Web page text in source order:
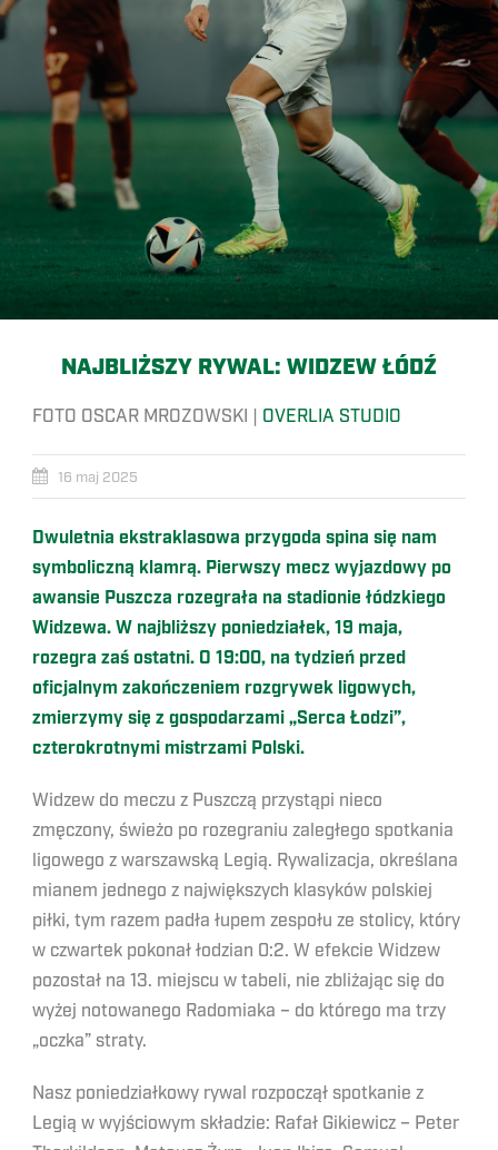
NAJBLIŻSZY RYWAL: WIDZEW ŁÓDŹ
FOTO OSCAR MROZOWSKI | OVERLIA STUDIO
16 maj 2025
Dwuletnia ekstraklasowa przygoda spina się nam
symboliczną klamrą. Pierwszy mecz wyjazdowy po
awansie Puszcza rozegrała na stadionie łódzkiego
Widzewa. W najbliższy poniedziałek, 19 maja,
rozegra zaś ostatni. O 19:00, na tydzień przed
oficjalnym zakończeniem rozgrywek ligowych,
zmierzymy się z gospodarzami „Serca Łodzi”,
czterokrotnymi mistrzami Polski.
Widzew do meczu z Puszczą przystąpi nieco
zmęczony, świeżo po rozegraniu zaległego spotkania
ligowego z warszawską Legią. Rywalizacja, określana
mianem jednego z największych klasyków polskiej
piłki, tym razem padła łupem zespołu ze stolicy, który
w czwartek pokonał łodzian 0:2. W efekcie Widzew
pozostał na 13. miejscu w tabeli, nie zbliżając się do
wyżej notowanego Radomiaka – do którego ma trzy
„oczka” straty.
Nasz poniedziałkowy rywal rozpoczął spotkanie z
Legią w wyjściowym składzie: Rafał Gikiewicz – Peter